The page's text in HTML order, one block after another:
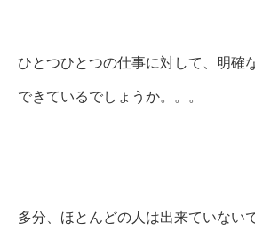
ひとつひとつの仕事に対して、明確
できているでしょうか。。。
多分、ほとんどの人は出来ていない